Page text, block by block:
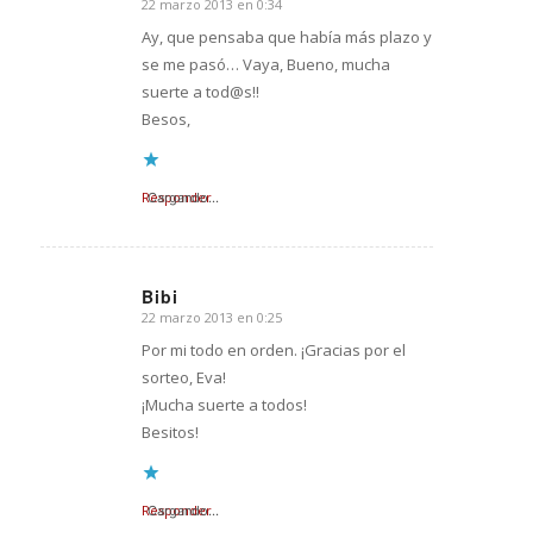
Dice:
22 marzo 2013 en 0:34
Ay, que pensaba que había más plazo y
se me pasó… Vaya, Bueno, mucha
suerte a tod@s!!
Besos,
Cargando...
Responder
Bibi
Dice:
22 marzo 2013 en 0:25
Por mi todo en orden. ¡Gracias por el
sorteo, Eva!
¡Mucha suerte a todos!
Besitos!
Cargando...
Responder